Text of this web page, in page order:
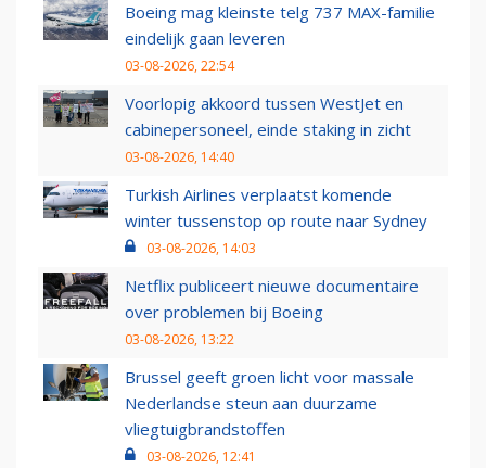
Boeing mag kleinste telg 737 MAX-familie
eindelijk gaan leveren
03-08-2026, 22:54
Voorlopig akkoord tussen WestJet en
cabinepersoneel, einde staking in zicht
03-08-2026, 14:40
Turkish Airlines verplaatst komende
winter tussenstop op route naar Sydney
03-08-2026, 14:03
Netflix publiceert nieuwe documentaire
over problemen bij Boeing
03-08-2026, 13:22
Brussel geeft groen licht voor massale
Nederlandse steun aan duurzame
vliegtuigbrandstoffen
03-08-2026, 12:41